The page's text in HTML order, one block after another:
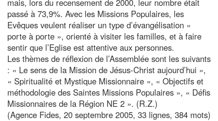
passé à 73,9%. Avec les Missions Populaires, les
Evêques veulent réaliser un type d’évangélisation «
porte à porte », orienté à visiter les familles, et à faire
sentir que l’Eglise est attentive aux personnes.
Les thèmes de réflexion de l’Assemblée sont les suivants
: « Le sens de la Mission de Jésus-Christ aujourd’hui »,
« Spiritualité et Mystique Missionnaire », « Objectifs et
méthodologie des Saintes Missions Populaires », « Défis
Missionnaires de la Région NE 2 ». (R.Z.)
(Agence Fides, 20 septembre 2005, 33 lignes, 384 mots)